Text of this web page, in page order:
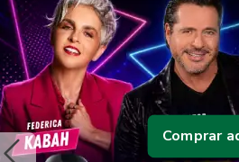
Comprar